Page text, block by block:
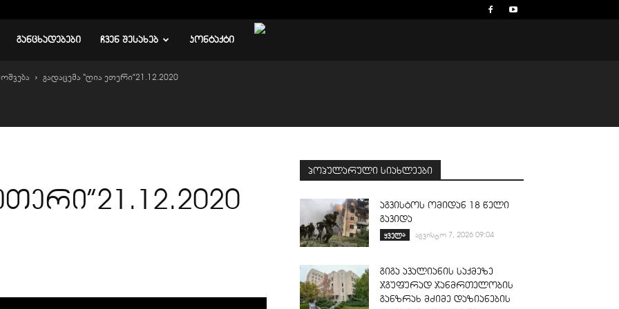
ᲒᲐᲜᲪᲮᲐᲓᲔᲑᲔᲑᲘ ᲩᲕᲔᲜ ᲨᲔᲡᲐᲮᲔᲑ ᲙᲝᲜᲢᲐᲥᲢᲘ
გადაცემა “ღია ეთერი”21.12.2020
პოპულარული სიახლეები
აგვისტოს ომიდან 18 წელი
გავიდა
ყველა აგვისტო 7, 2026 09:04
გიგა ავალიანის საქმეზე
ჯგუფურად ჯანმრთელობის
განზრახ მძიმე დაზიანების